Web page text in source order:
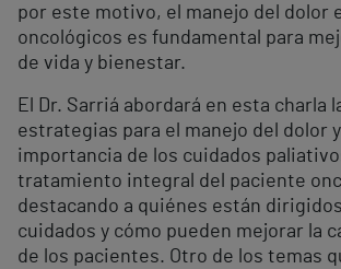
por este motivo, el manejo del dolor
oncológicos es fundamental para
de vida y bienestar.
El Dr. Sarriá abordará en esta charla
estrategias para el manejo del dolor
importancia de los cuidados
tratamiento integral del paciente
destacando a quiénes están
cuidados y cómo pueden mejorar la
de los pacientes. Otro de los temas